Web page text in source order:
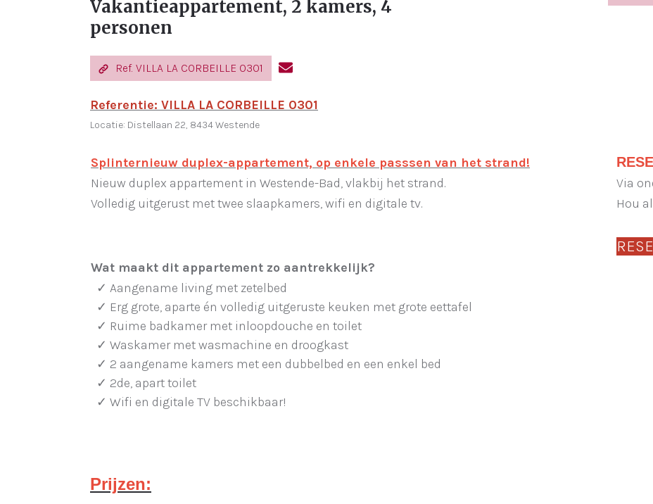
Vakantieappartement, 2 kamers, 4
personen
Ref. VILLA LA CORBEILLE 0301
Referentie: VILLA LA CORBEILLE 0301
Locatie: Distellaan 22, 8434 Westende
Splinternieuw duplex-appartement, op enkele passsen van het strand!
Nieuw duplex appartement in Westende-Bad, vlakbij het strand.
Via
Volledig uitgerust met twee slaapkamers, wifi en digitale tv.
Hou
Wat maakt dit appartement zo aantrekkelijk?
✓ Aangename living met zetelbed
✓ Erg grote, aparte én volledig uitgeruste keuken met grote eettafel
✓ Ruime badkamer met inloopdouche en toilet
✓ Waskamer met wasmachine en droogkast
✓ 2 aangename kamers met een dubbelbed en een enkel bed
✓ 2de, apart toilet
✓ Wifi en digitale TV beschikbaar!
Prijzen: